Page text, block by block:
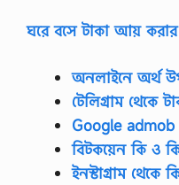
ঘরে বসে টাকা আয় করার
অনলাইনে অর্থ
টেলিগ্রাম থেকে
Google admob
বিটকয়েন কি ও
ইনস্টাগ্রাম থেকে